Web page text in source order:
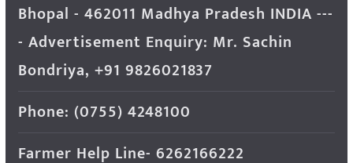
Bhopal - 462011 Madhya Pradesh INDIA ---
- Advertisement Enquiry: Mr. Sachin
Bondriya, +91 9826021837
Phone: (0755) 4248100
Farmer Help Line- 6262166222